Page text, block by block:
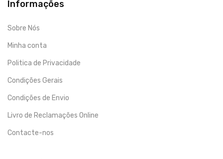
Informações
Sobre Nós
Minha conta
Politica de Privacidade
Condições Gerais
Condições de Envio
Livro de Reclamações Online
Contacte-nos